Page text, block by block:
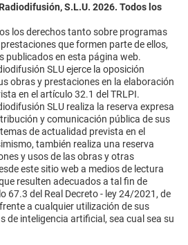
S.L.U. 2026. Todos los
los derechos tanto sobre programas
que formen parte de ellos,
publicados en esta página web.
SLU ejerce la oposición
obras y prestaciones en la elaboración
en el artículo 32.1 del TRLPI.
SLU realiza la reserva expresa
y comunicación pública de sus
de actualidad prevista en el
también realiza una reserva
y usos de las obras y otras
este sitio web a medios de lectura
resulten adecuados a tal fin de
67.3 del Real Decreto - ley 24/2021, de
a cualquier utilización de sus
de inteligencia artificial, sea cual sea su